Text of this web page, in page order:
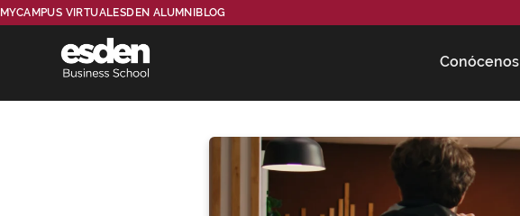
MYCAMPUS VIRTUALESDEN ALUMNI BLOG
Conócenos